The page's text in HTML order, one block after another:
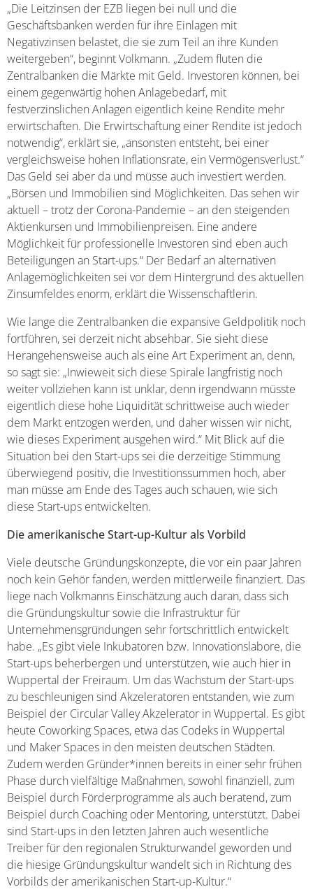
„Die Leitzinsen der EZB liegen bei null und die
Geschäftsbanken werden für ihre Einlagen mit
Negativzinsen belastet, die sie zum Teil an ihre Kunden
weitergeben“, beginnt Volkmann. „Zudem fluten die
Zentralbanken die Märkte mit Geld. Investoren können, bei
einem gegenwärtig hohen Anlagebedarf, mit
festverzinslichen Anlagen eigentlich keine Rendite mehr
erwirtschaften. Die Erwirtschaftung einer Rendite ist jedoch
notwendig“, erklärt sie, „ansonsten entsteht, bei einer
vergleichsweise hohen Inflationsrate, ein Vermögensverlust.“
Das Geld sei aber da und müsse auch investiert werden.
„Börsen und Immobilien sind Möglichkeiten. Das sehen wir
aktuell – trotz der Corona-Pandemie – an den steigenden
Aktienkursen und Immobilienpreisen. Eine andere
Möglichkeit für professionelle Investoren sind eben auch
Beteiligungen an Start-ups.“ Der Bedarf an alternativen
Anlagemöglichkeiten sei vor dem Hintergrund des aktuellen
Zinsumfeldes enorm, erklärt die Wissenschaftlerin.
Wie lange die Zentralbanken die expansive Geldpolitik noch
fortführen, sei derzeit nicht absehbar. Sie sieht diese
Herangehensweise auch als eine Art Experiment an, denn,
so sagt sie: „Inwieweit sich diese Spirale langfristig noch
weiter vollziehen kann ist unklar, denn irgendwann müsste
eigentlich diese hohe Liquidität schrittweise auch wieder
dem Markt entzogen werden, und daher wissen wir nicht,
wie dieses Experiment ausgehen wird.“ Mit Blick auf die
Situation bei den Start-ups sei die derzeitige Stimmung
überwiegend positiv, die Investitionssummen hoch, aber
man müsse am Ende des Tages auch schauen, wie sich
diese Start-ups entwickelten.
Die amerikanische Start-up-Kultur als Vorbild
Viele deutsche Gründungskonzepte, die vor ein paar Jahren
noch kein Gehör fanden, werden mittlerweile finanziert. Das
liege nach Volkmanns Einschätzung auch daran, dass sich
die Gründungskultur sowie die Infrastruktur für
Unternehmensgründungen sehr fortschrittlich entwickelt
habe. „Es gibt viele Inkubatoren bzw. Innovationslabore, die
Start-ups beherbergen und unterstützen, wie auch hier in
Wuppertal der Freiraum. Um das Wachstum der Start-ups
zu beschleunigen sind Akzeleratoren entstanden, wie zum
Beispiel der Circular Valley Akzelerator in Wuppertal. Es gibt
heute Coworking Spaces, etwa das Codeks in Wuppertal
und Maker Spaces in den meisten deutschen Städten.
Zudem werden Gründer*innen bereits in einer sehr frühen
Phase durch vielfältige Maßnahmen, sowohl finanziell, zum
Beispiel durch Förderprogramme als auch beratend, zum
Beispiel durch Coaching oder Mentoring, unterstützt. Dabei
sind Start-ups in den letzten Jahren auch wesentliche
Treiber für den regionalen Strukturwandel geworden und
die hiesige Gründungskultur wandelt sich in Richtung des
Vorbilds der amerikanischen Start-up-Kultur.“